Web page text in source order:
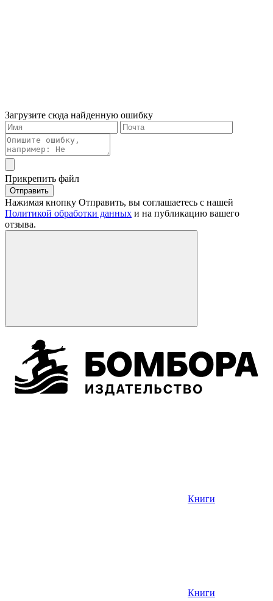
Загрузите сюда найденную ошибку
Прикрепить файл
Отправить
Нажимая кнопку Отправить, вы соглашаетесь с нашей
Политикой обработки данных и на публикацию вашего
отзыва.
Книги
Книги